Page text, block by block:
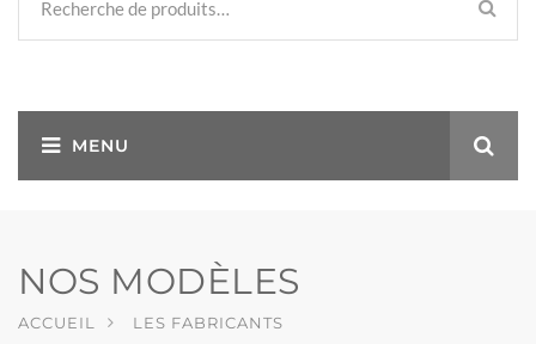
NOS MODÈLES
ACCUEIL
LES FABRICANTS